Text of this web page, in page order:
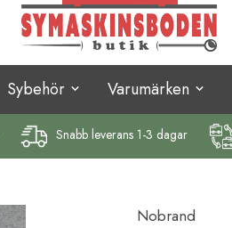
Sybehör Varumärken
Snabb leverans 1-3 dagar
Nobrand